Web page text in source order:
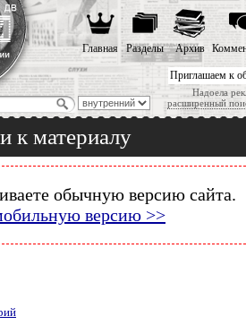
Приглашаем к
Надоела
расширенный
Главная Разделы Архив
к материалу
обычную версию сайта.
версию >>